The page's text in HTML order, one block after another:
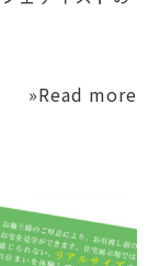
»Read more